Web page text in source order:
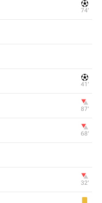
74‎’‎
41‎’‎
87‎’‎
68‎’‎
32‎’‎